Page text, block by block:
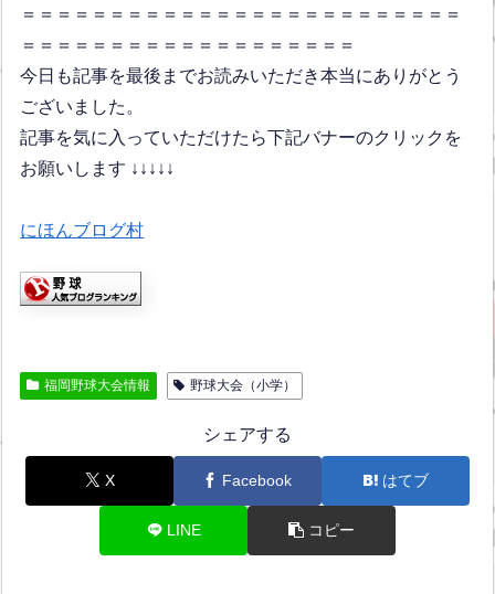
＝＝＝＝＝＝＝＝＝＝＝＝＝＝＝＝＝＝＝＝＝＝＝＝＝
＝＝＝＝＝＝＝＝＝＝＝＝＝＝＝＝＝＝＝
今日も記事を最後までお読みいただき本当にありがとう
ございました。
記事を気に入っていただけたら下記バナーのクリックを
お願いします ↓↓↓↓↓
にほんブログ村
福岡野球大会情報 野球大会（小学）
シェアする
X Facebook はてブ
LINE コピー